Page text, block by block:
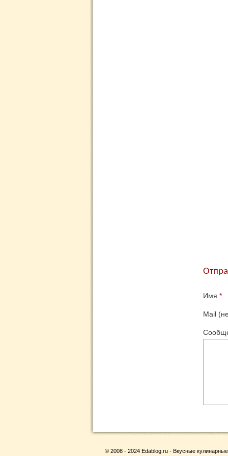
Имя *
Mail
© 2008 - 2024 Edablog.ru - Вкусные